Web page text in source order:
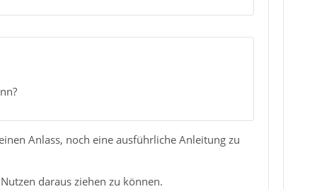
Anlass, noch eine ausführliche Anleitung zu
daraus ziehen zu können.